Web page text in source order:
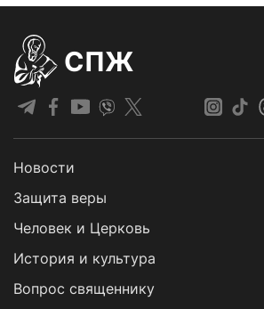
СПЖ
Новости
Защита веры
Человек и Церковь
История и культура
Вопрос священнику